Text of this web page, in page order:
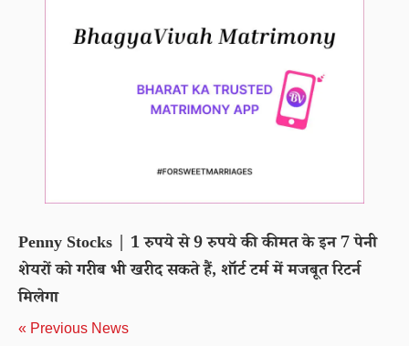
Penny Stocks | 1 रुपये से 9 रुपये की कीमत के इन 7 पेनी
शेयरों को गरीब भी खरीद सकते हैं, शॉर्ट टर्म में मजबूत रिटर्न
मिलेगा
« Previous News